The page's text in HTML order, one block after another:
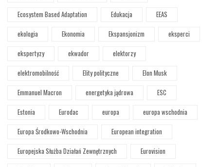
Ecosystem Based Adaptation
Edukacja
EEAS
ekologia
Ekonomia Ekspansjonizm
eksperci
ekspertyzy
ekwador
elektorzy
elektromobilność
Elity polityczne
Elon Musk
Emmanuel Macron
energetyka jądrowa
ESC
Estonia
Eurodac europa
europa wschodnia
Europa Środkowo-Wschodnia
European integration
Europejska Służba Działań Zewnętrznych
Eurovision